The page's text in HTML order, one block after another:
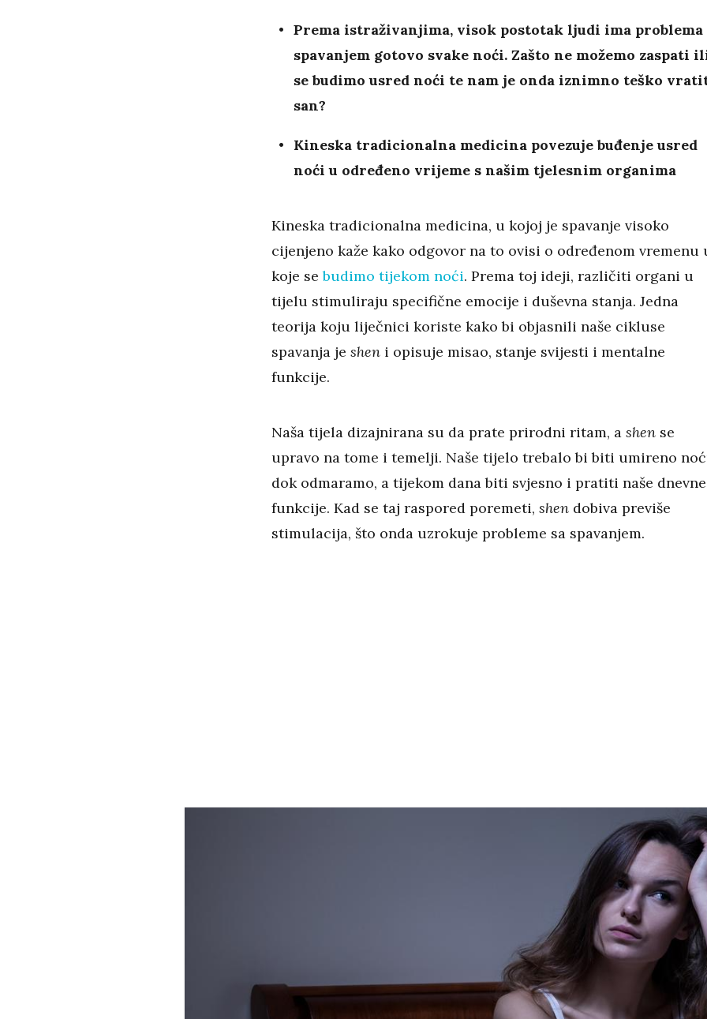
Prema istraživanjima, visok postotak ljudi ima problema
spavanjem gotovo svake noći. Zašto ne možemo zaspati
se budimo usred noći te nam je onda iznimno teško
san?
Kineska tradicionalna medicina povezuje buđenje usred
noći u određeno vrijeme s našim tjelesnim organima
Kineska tradicionalna medicina, u kojoj je spavanje visoko
cijenjeno kaže kako odgovor na to ovisi o određenom vremenu
koje sebudimo tijekom noći. Prema toj ideji, različiti organi u
tijelu stimuliraju specifične emocije i duševna stanja. Jedna
teorija koju liječnici koriste kako bi objasnili naše cikluse
spavanja je shen i opisuje misao, stanje svijesti i mentalne
funkcije.
Naša tijela dizajnirana su da prate prirodni ritam, a shense
upravo na tome i temelji. Naše tijelo trebalo bi biti umireno
dok odmaramo, a tijekom dana biti svjesno i pratiti naše dnevne
funkcije. Kad se taj raspored poremeti, shendobiva previše
stimulacija, što onda uzrokuje probleme sa spavanjem.